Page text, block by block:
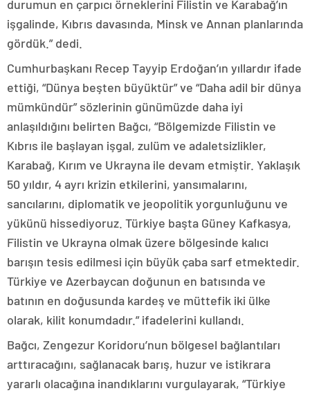
durumun en çarpıcı örneklerini Filistin ve Karabağ’ın
işgalinde, Kıbrıs davasında, Minsk ve Annan planlarında
gördük.” dedi.
Cumhurbaşkanı Recep Tayyip Erdoğan’ın yıllardır ifade
ettiği, “Dünya beşten büyüktür” ve “Daha adil bir dünya
mümkündür” sözlerinin günümüzde daha iyi
anlaşıldığını belirten Bağcı, “Bölgemizde Filistin ve
Kıbrıs ile başlayan işgal, zulüm ve adaletsizlikler,
Karabağ, Kırım ve Ukrayna ile devam etmiştir. Yaklaşık
50 yıldır, 4 ayrı krizin etkilerini, yansımalarını,
sancılarını, diplomatik ve jeopolitik yorgunluğunu ve
yükünü hissediyoruz. Türkiye başta Güney Kafkasya,
Filistin ve Ukrayna olmak üzere bölgesinde kalıcı
barışın tesis edilmesi için büyük çaba sarf etmektedir.
Türkiye ve Azerbaycan doğunun en batısında ve
batının en doğusunda kardeş ve müttefik iki ülke
olarak, kilit konumdadır.” ifadelerini kullandı.
Bağcı, Zengezur Koridoru’nun bölgesel bağlantıları
arttıracağını, sağlanacak barış, huzur ve istikrara
yararlı olacağına inandıklarını vurgulayarak, “Türkiye